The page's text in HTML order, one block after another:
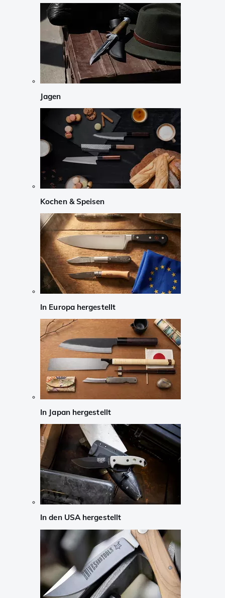
Jagen
Kochen & Speisen
In Europa hergestellt
In Japan hergestellt
In den USA hergestellt